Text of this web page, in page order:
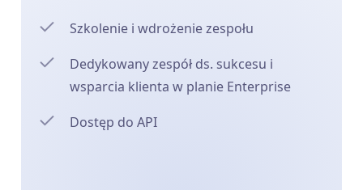
Szkolenie i wdrożenie zespołu
Dedykowany zespół ds. sukcesu i
wsparcia klienta w planie Enterprise
Dostęp do API